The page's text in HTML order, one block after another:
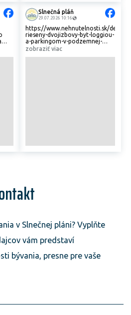
Slnečná pláň
29.07.2026 10:16
https://www.nehnutelnosti.sk/detail/
rieseny-dvojizbovy-byt-loggiou-
a-parkingom-v-podzemnej-
garazi-tento-mesiac-bonusova-
zobraziť viac
v Slnečnej pláni? Vyplňte
vám predstaví
bývania, presne pre vaše